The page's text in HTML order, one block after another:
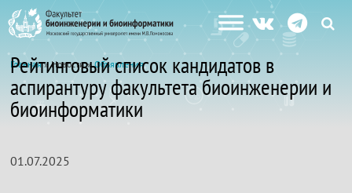
Главная» Новости »Объявления
Рейтинговый список кандидатов в
аспирантуру факультета биоинженерии и
биоинформатики
01.07.2025